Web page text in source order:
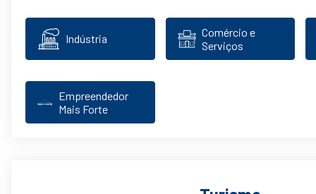
Indústria
Comércio e
Serviços
Empreendedor
Mais Forte